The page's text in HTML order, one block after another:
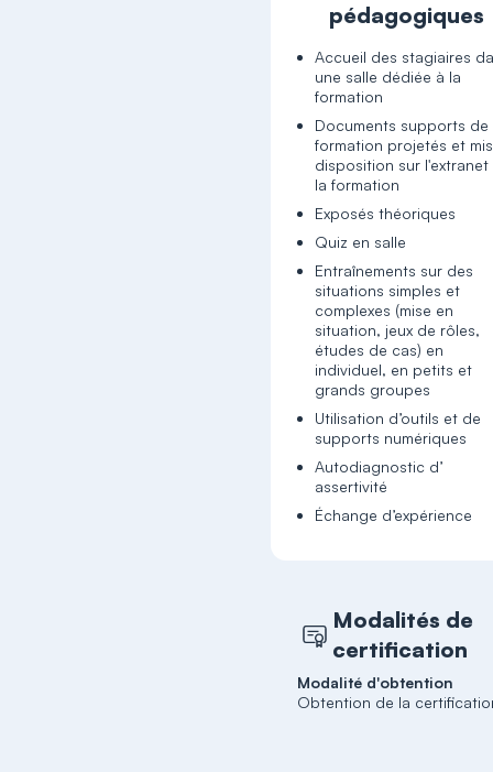
pédagogiques
Accueil des stagiaires
une salle dédiée à la
formation
Documents supports de
formation projetés et
disposition sur l'extranet
la formation
Exposés théoriques
Quiz en salle
Entraînements sur des
situations simples et
complexes (mise en
situation, jeux de rôles,
études de cas) en
individuel, en petits et
grands groupes
Utilisation d’outils et de
supports numériques
Autodiagnostic d’
assertivité
Échange d’expérience
Modalités de
certification
Modalité d'obtention
Obtention de la